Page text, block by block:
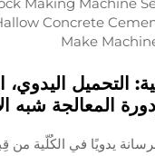
التحميل
المعالجة شبه
يدويًا في الكُلّية من